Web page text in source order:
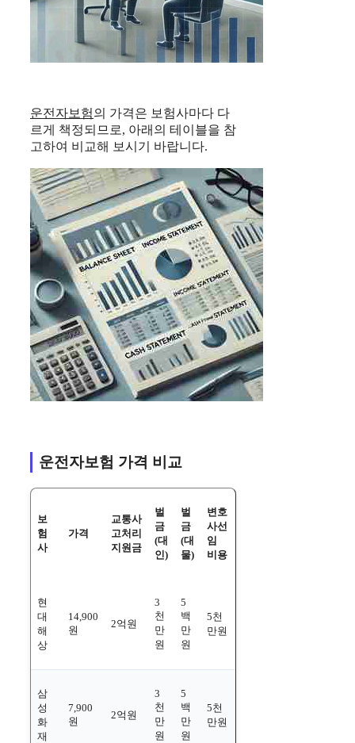
운전자보험의 가격은 보험사마다 다
르게 책정되므로, 아래의 테이블을 참
고하여 비교해 보시기 바랍니다.
운전자보험 가격 비교
보
험
사
가격
교통사
고처리
지원금
벌
금
(대
인)
벌
금
(대
물)
변호
사선
임
비용
현
대
해
상
14,900
원
2억원
3
천
만
원
5
백
만
원
5천
만원
삼
성
화
재
7,900
원
2억원
3
천
만
원
5
백
만
원
5천
만원